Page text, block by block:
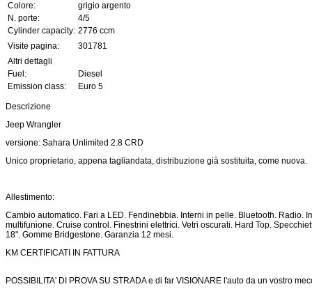
Colore:
grigio argento
N. porte:
4/5
Cylinder capacity: 2776 ccm
Visite pagina:
301781
Altri dettagli
Fuel:
Diesel
Emission class:
Euro 5
Descrizione
Jeep Wrangler
versione: Sahara Unlimited 2.8 CRD
Unico proprietario, appena tagliandata, distribuzione già sostituita, come nuova.
Allestimento:
Cambio automatico. Fari a LED. Fendinebbia. Interni in pelle. Bluetooth. Radio.
multifunione. Cruise control. Finestrini elettrici. Vetri oscurati. Hard Top.
18". Gomme Bridgestone. Garanzia 12 mesi.
KM CERTIFICATI IN FATTURA
POSSIBILITA' DI PROVA SU STRADA e di far VISIONARE l'auto da un vostro